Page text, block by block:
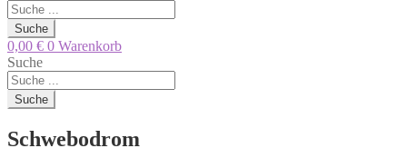
Suche
0,00 € 0 Warenkorb
Suche
Suche
Schwebodrom